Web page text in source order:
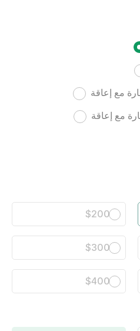
$200
$300
$400